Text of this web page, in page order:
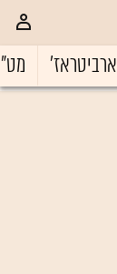
ארביטראז'